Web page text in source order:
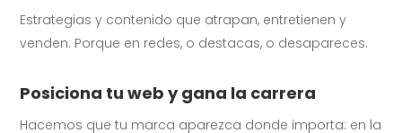
Estrategias y contenido que atrapan, entretienen y
venden. Porque en redes, o destacas, o desapareces.
Posiciona tu web y gana la carrera
Hacemos que tu marca aparezca donde importa: en la